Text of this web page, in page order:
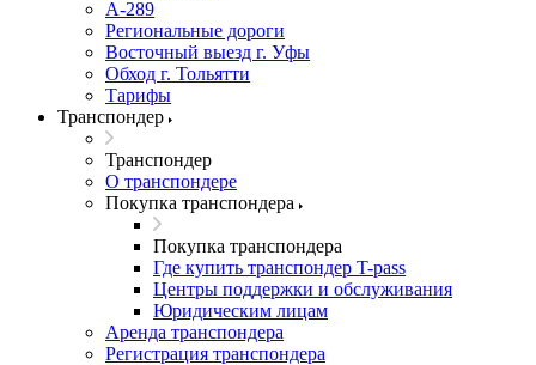
А-289
Региональные дороги
Восточный выезд г. Уфы
Обход г. Тольятти
Тарифы
Транспондер
Транспондер
О транспондере
Покупка транспондера
Покупка транспондера
Где купить транспондер T-pass
Центры поддержки и обслуживания
Юридическим лицам
Аренда транспондера
Регистрация транспондера